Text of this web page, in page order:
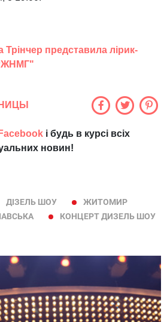
представила лірик-
Facebook і будь в курсі всіх
новин!
ДІЗЕЛЬ ШОУ
ЖИТОМИР
КОНЦЕРТ ДИЗЕЛЬ ШОУ